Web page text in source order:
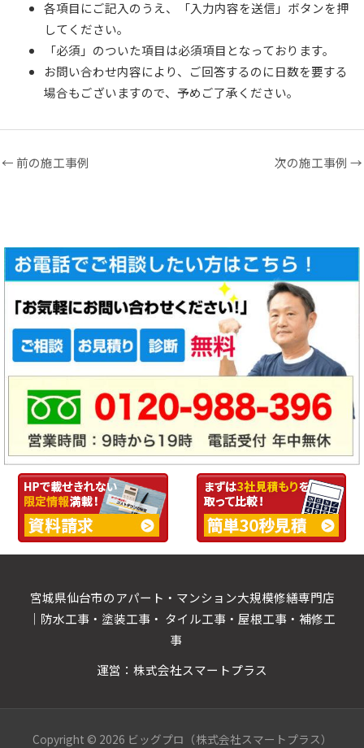
各項目にご記入のうえ、「入力内容を送信」ボタンを押
してください。
「必須」のついた項目は必須項目となっております。
お問い合わせ内容により、ご回答するのに日数を要する
場合もございますので、予めご了承ください。
← 前の施工事例 次の施工事例 →
宮城県仙台市のアパート・マンション大規模修繕専門店
｜防水工事・塗装工事・ タイル工事・屋根工事・補修工
事
運営：株式会社スマートプラス
Copyright © 2026 ビッグプロ（株式会社スマートプラス）